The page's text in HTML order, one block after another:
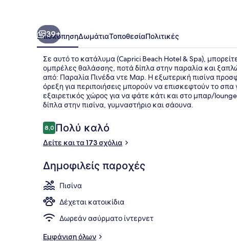
39+
ΕπισκόπησηΔωμάτιαΤοποθεσίαΠολιτικές
Σε αυτό το κατάλυμα (Caprici Beach Hotel & Spa),
ομπρέλες θαλάσσης, ποτά δίπλα στην παραλία και
από: Παραλία Πινέδα ντε Μαρ. Η εξωτερική πισίνα
όρεξη για περιποιήσεις μπορούν να επισκεφτούν το
εξαιρετικός χώρος για να φάτε κάτι και στο μπαρ/
δίπλα στην πισίνα, γυμναστήριο και σάουνα.
Σχόλια
8,08,0 στα 10
Πολύ καλό
Δείτε και τα 173 σχόλια
Δημοφιλείς παροχές
Πισίνα
Δέχεται κατοικίδια
Δωρεάν ασύρματο ίντερνετ
Εμφάνιση όλων